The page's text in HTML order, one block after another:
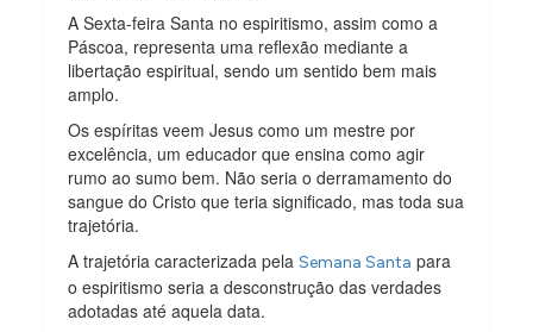
A Sexta-feira Santa no espiritismo, assim como a
Páscoa, representa uma reflexão mediante a
libertação espiritual, sendo um sentido bem mais
amplo.
Os espíritas veem Jesus como um mestre por
excelência, um educador que ensina como agir
rumo ao sumo bem. Não seria o derramamento do
sangue do Cristo que teria significado, mas toda sua
trajetória.
A trajetória caracterizada pelaSemana Santa para
o espiritismo seria a desconstrução das verdades
adotadas até aquela data.